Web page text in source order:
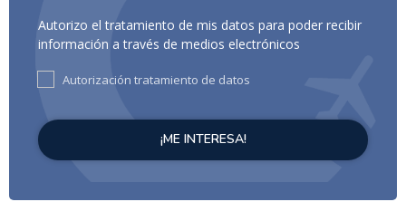
Autorizo el tratamiento de mis datos para poder recibir
información a través de medios electrónicos
Autorización tratamiento de datos